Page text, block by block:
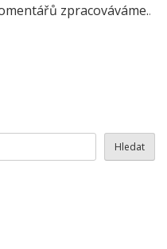
zpracováváme..
Hledat